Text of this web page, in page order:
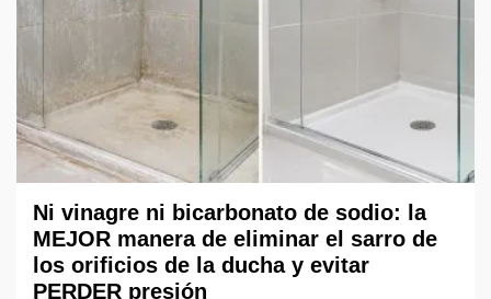
Ni vinagre ni bicarbonato de sodio: la
MEJOR manera de eliminar el sarro de
los orificios de la ducha y evitar
PERDER presión